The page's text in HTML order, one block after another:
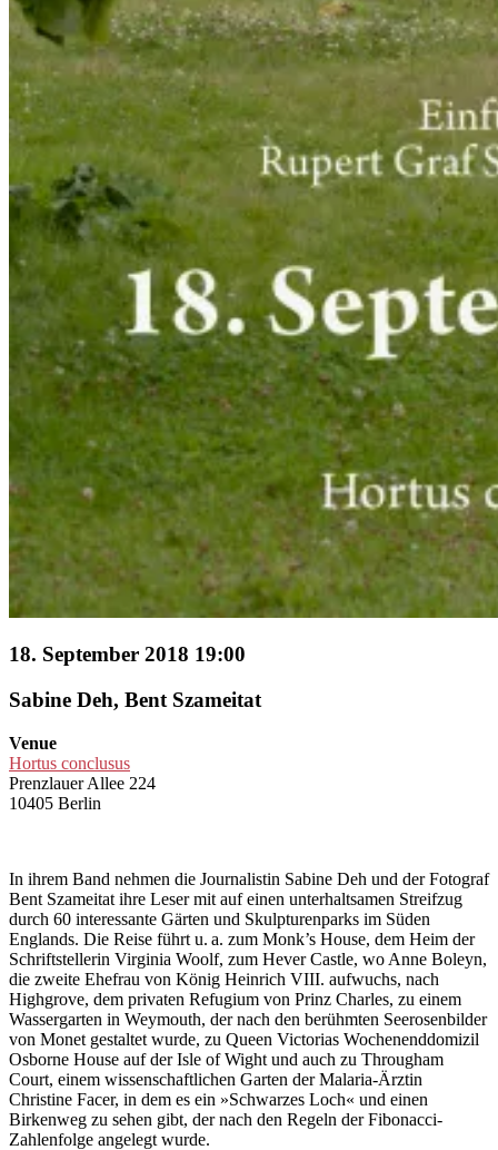
18. September 2018 19:00
Sabine Deh, Bent Szameitat
Venue
Hortus conclusus
Prenzlauer Allee 224
10405 Berlin
In ihrem Band nehmen die Journalistin Sabine Deh und der Fotograf
Bent Szameitat ihre Leser mit auf einen unterhaltsamen Streifzug
durch 60 interessante Gärten und Skulpturenparks im Süden
Englands. Die Reise führt u. a. zum Monk’s House, dem Heim der
Schriftstellerin Virginia Woolf, zum Hever Castle, wo Anne Boleyn,
die zweite Ehefrau von König Heinrich VIII. aufwuchs, nach
Highgrove, dem privaten Refugium von Prinz Charles, zu einem
Wassergarten in Weymouth, der nach den berühmten Seerosenbilder
von Monet gestaltet wurde, zu Queen Victorias Wochenenddomizil
Osborne House auf der Isle of Wight und auch zu Througham
Court, einem wissenschaftlichen Garten der Malaria-Ärztin
Christine Facer, in dem es ein »Schwarzes Loch« und einen
Birkenweg zu sehen gibt, der nach den Regeln der Fibonacci-
Zahlenfolge angelegt wurde.